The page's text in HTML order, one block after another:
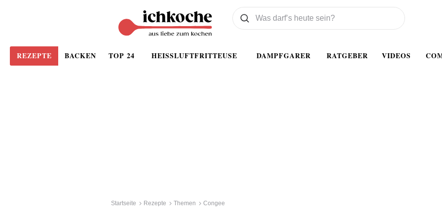
REZEPTE BACKEN TOP 24 HEISSLUFTFRITTEUSE DAMPFGARER RATGEBER VIDEOS
Was wollen Sie suchen
Suchen
Startseite Rezepte Themen Congee